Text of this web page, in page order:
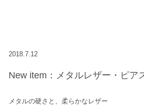
2018.7.12
New item：メタルレザー・ピア
メタルの硬さと、柔らかなレザー